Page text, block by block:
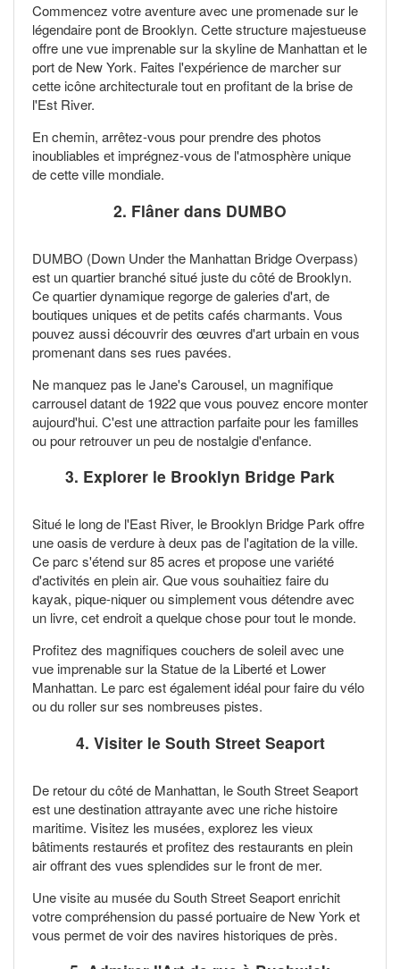
Commencez votre aventure avec une promenade sur le
légendaire pont de Brooklyn. Cette structure majestueuse
offre une vue imprenable sur la skyline de Manhattan et le
port de New York. Faites l'expérience de marcher sur
cette icône architecturale tout en profitant de la brise de
l'Est River.
En chemin, arrêtez-vous pour prendre des photos
inoubliables et imprégnez-vous de l'atmosphère unique
de cette ville mondiale.
2. Flâner dans DUMBO
DUMBO (Down Under the Manhattan Bridge Overpass)
est un quartier branché situé juste du côté de Brooklyn.
Ce quartier dynamique regorge de galeries d'art, de
boutiques uniques et de petits cafés charmants. Vous
pouvez aussi découvrir des œuvres d'art urbain en vous
promenant dans ses rues pavées.
Ne manquez pas le Jane's Carousel, un magnifique
carrousel datant de 1922 que vous pouvez encore monter
aujourd'hui. C'est une attraction parfaite pour les familles
ou pour retrouver un peu de nostalgie d'enfance.
3. Explorer le Brooklyn Bridge Park
Situé le long de l'East River, le Brooklyn Bridge Park offre
une oasis de verdure à deux pas de l'agitation de la ville.
Ce parc s'étend sur 85 acres et propose une variété
d'activités en plein air. Que vous souhaitiez faire du
kayak, pique-niquer ou simplement vous détendre avec
un livre, cet endroit a quelque chose pour tout le monde.
Profitez des magnifiques couchers de soleil avec une
vue imprenable sur la Statue de la Liberté et Lower
Manhattan. Le parc est également idéal pour faire du vélo
ou du roller sur ses nombreuses pistes.
4. Visiter le South Street Seaport
De retour du côté de Manhattan, le South Street Seaport
est une destination attrayante avec une riche histoire
maritime. Visitez les musées, explorez les vieux
bâtiments restaurés et profitez des restaurants en plein
air offrant des vues splendides sur le front de mer.
Une visite au musée du South Street Seaport enrichit
votre compréhension du passé portuaire de New York et
vous permet de voir des navires historiques de près.